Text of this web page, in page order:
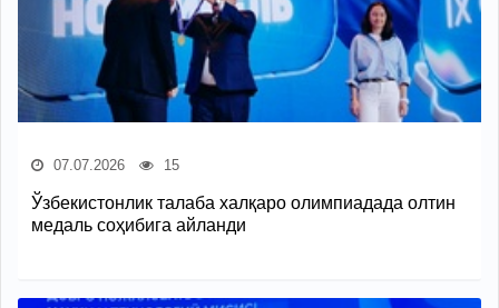
07.07.2026 15
Ўзбекистонлик талаба халқаро олимпиадада олтин
медаль соҳибига айланди